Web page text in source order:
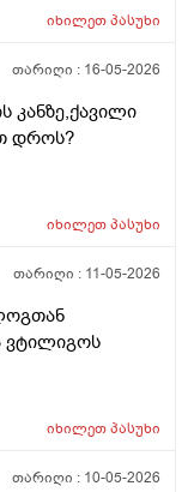
ზოგჯერ
იყოს და რას
იხილეთპასუხი
თარიღი : 16-05-2026
კანზე,ქავილი
დროს?
იხილეთპასუხი
თარიღი : 11-05-2026
ვტილიგოს
იხილეთპასუხი
თარიღი : 10-05-2026